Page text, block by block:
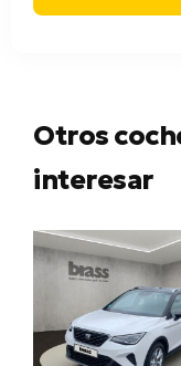
Otros
interesar